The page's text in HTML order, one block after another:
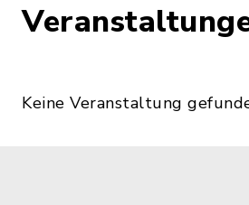
Keine Veranstaltung